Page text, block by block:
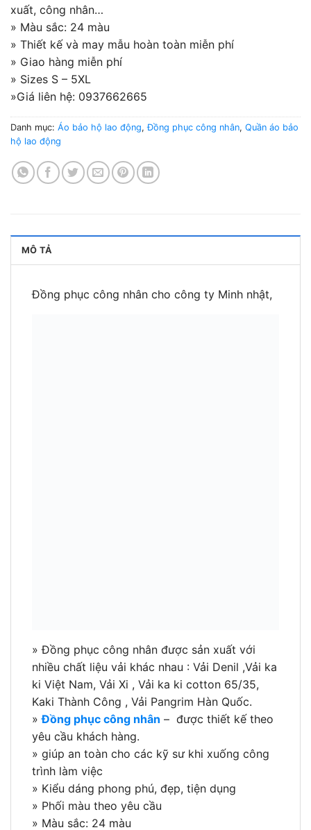
xuất, công nhân…
» Màu sắc: 24 màu
» Thiết kế và may mẫu hoàn toàn miễn phí
» Giao hàng miễn phí
» Sizes S – 5XL
»Giá liên hệ: 0937662665
Danh mục: Áo bảo hộ lao động,Đồng phục công nhân, Quần áo bảo
hộ lao động
MÔ TẢ
Đồng phục công nhân cho công ty Minh nhật,
» Đồng phục công nhân được sản xuất với
nhiều chất liệu vải khác nhau : Vải Denil ,Vải ka
ki Việt Nam, Vải Xi , Vải ka ki cotton 65/35,
Kaki Thành Công , Vải Pangrim Hàn Quốc.
»Đồng phục công nhân – được thiết kế theo
yêu cầu khách hàng.
» giúp an toàn cho các kỹ sư khi xuống công
trình làm việc
» Kiểu dáng phong phú, đẹp, tiện dụng
» Phối màu theo yêu cầu
» Màu sắc: 24 màu